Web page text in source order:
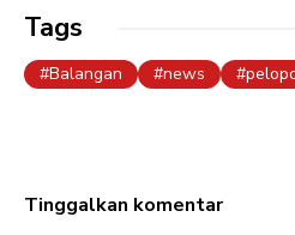
Tags
Balangan news
Tinggalkan komentar